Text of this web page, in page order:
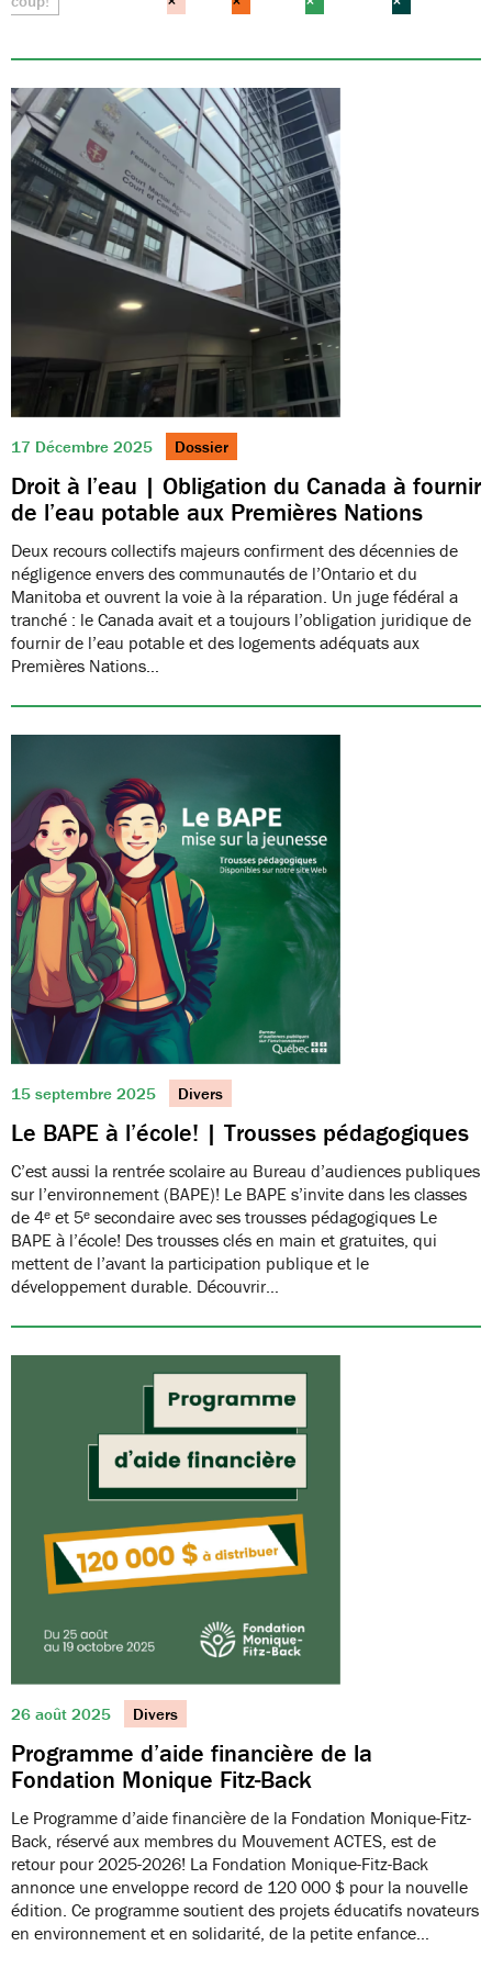
17 Décembre 2025 Dossier
Droit à l’eau | Obligation du Canada à fournir
de l’eau potable aux Premières Nations
Deux recours collectifs majeurs confirment des décennies de
négligence envers des communautés de l’Ontario et du
Manitoba et ouvrent la voie à la réparation. Un juge fédéral a
tranché : le Canada avait et a toujours l’obligation juridique de
fournir de l’eau potable et des logements adéquats aux
Premières Nations…
15 septembre 2025 Divers
Le BAPE à l’école! | Trousses pédagogiques
C’est aussi la rentrée scolaire au Bureau d’audiences publiques
sur l’environnement (BAPE)! Le BAPE s’invite dans les classes
de 4ᵉ et 5ᵉ secondaire avec ses trousses pédagogiques Le
BAPE à l’école! Des trousses clés en main et gratuites, qui
mettent de l’avant la participation publique et le
développement durable. Découvrir…
26 août 2025 Divers
Programme d’aide financière de la
Fondation Monique Fitz-Back
Le Programme d’aide financière de la Fondation Monique-Fitz-
Back, réservé aux membres du Mouvement ACTES, est de
retour pour 2025-2026! La Fondation Monique-Fitz-Back
annonce une enveloppe record de 120 000 $ pour la nouvelle
édition. Ce programme soutient des projets éducatifs novateurs
en environnement et en solidarité, de la petite enfance…